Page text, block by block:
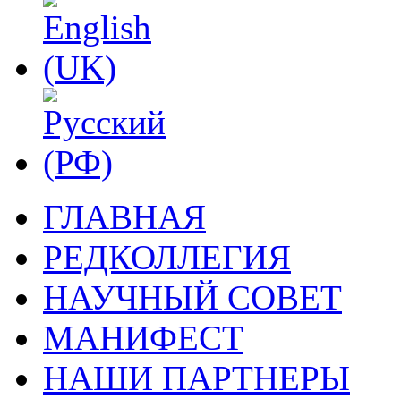
ГЛАВНАЯ
РЕДКОЛЛЕГИЯ
НАУЧНЫЙ СОВЕТ
МАНИФЕСТ
НАШИ ПАРТНЕРЫ